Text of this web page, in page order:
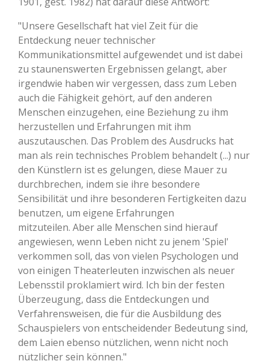
"Unsere Gesellschaft hat viel Zeit für die
Entdeckung neuer technischer
Kommunikationsmittel aufgewendet und ist dabei
zu staunenswerten Ergebnissen gelangt, aber
irgendwie haben wir vergessen, dass zum Leben
auch die Fähigkeit gehört, auf den anderen
Menschen einzugehen, eine Beziehung zu ihm
herzustellen und Erfahrungen mit ihm
auszutauschen. Das Problem des Ausdrucks hat
man als rein technisches Problem behandelt (...) nur
den Künstlern ist es gelungen, diese Mauer zu
durchbrechen, indem sie ihre besondere
Sensibilität und ihre besonderen Fertigkeiten dazu
benutzen, um eigene Erfahrungen
mitzuteilen. Aber alle Menschen sind hierauf
angewiesen, wenn Leben nicht zu jenem 'Spiel'
verkommen soll, das von vielen Psychologen und
von einigen Theaterleuten inzwischen als neuer
Lebensstil proklamiert wird. Ich bin der festen
Überzeugung, dass die Entdeckungen und
Verfahrensweisen, die für die Ausbildung des
Schauspielers von entscheidender Bedeutung sind,
dem Laien ebenso nützlichen, wenn nicht noch
nützlicher sein können."